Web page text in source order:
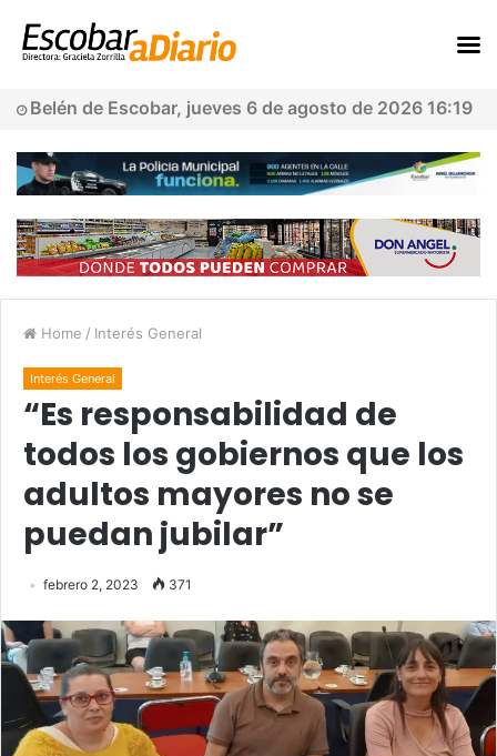
Belén de Escobar, jueves 6 de agosto de 2026 16:19
Home / Interés General
Interés General
“Es responsabilidad de
todos los gobiernos que los
adultos mayores no se
puedan jubilar”
febrero 2, 2023 371